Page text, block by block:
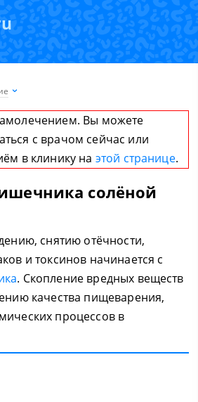
Вы можете
с врачом сейчас или
в клинику на этой странице.
солёной
снятию отёчности,
и токсинов начинается с
. Скопление вредных веществ
качества пищеварения,
процессов в